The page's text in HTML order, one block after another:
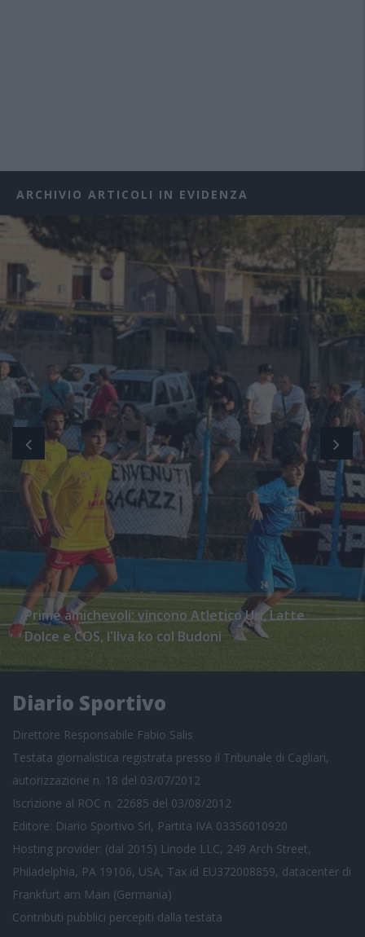
ARCHIVIO ARTICOLI IN EVIDENZA
Prime amichevoli: vincono Atletico Uri, Latte
Dolce e COS, l'Ilva ko col Budoni
Diario Sportivo
Direttore Responsabile Fabio Salis
Testata giornalistica registrata presso il Tribunale di Cagliari,
autorizzazione n. 18 del 03/07/2012
Iscrizione al ROC n. 22685 del 03/08/2012
Editore: Diario Sportivo Srl, Partita IVA 03356010920
Hosting provider: (dal 2015) Linode LLC, 249 Arch Street,
Philadelphia, PA 19106, USA, Tax id EU372008859, datacenter di
Frankfurt am Main (Germania)
Contributi pubblici percepiti dalla testata